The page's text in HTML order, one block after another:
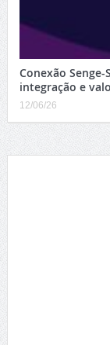
Conexão
integração e
12/06/26